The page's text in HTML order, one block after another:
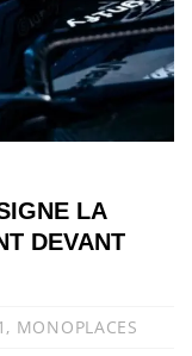
LA
DEVANT
, MONOPLACES